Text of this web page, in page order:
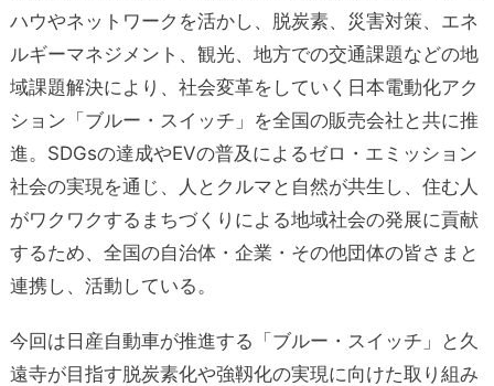
ハウやネットワークを活かし、脱炭素、災害対策、エネ
ルギーマネジメント、観光、地方での交通課題などの地
域課題解決により、社会変革をしていく日本電動化アク
ション「ブルー・スイッチ」を全国の販売会社と共に推
進。SDGsの達成やEVの普及によるゼロ・エミッション
社会の実現を通じ、人とクルマと自然が共生し、住む人
がワクワクするまちづくりによる地域社会の発展に貢献
するため、全国の自治体・企業・その他団体の皆さまと
連携し、活動している。
今回は日産自動車が推進する「ブルー・スイッチ」と久
遠寺が目指す脱炭素化や強靱化の実現に向けた取り組み